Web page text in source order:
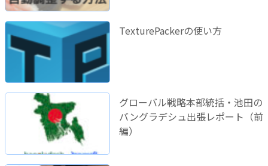
TexturePackerの使い方
グローバル戦略本部統括・池田の
バングラデシュ出張レポート（前
編）